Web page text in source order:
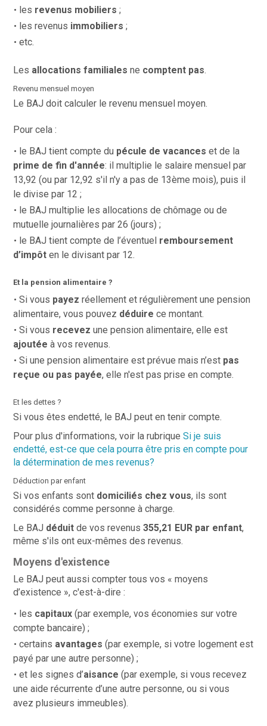
les revenus mobiliers;
les revenus immobiliers;
etc.
Les allocations familialesne comptent pas.
Revenu mensuel moyen
Le BAJ doit calculer le revenu mensuel moyen.
Pour cela :
le BAJ tient compte du pécule de vacances et de la
prime de fin d'année: il multiplie le salaire mensuel par
13,92 (ou par 12,92 s'il n'y a pas de 13ème mois), puis il
le divise par 12 ;
le BAJ multiplie les allocations de chômage ou de
mutuelle journalières par 26 (jours) ;
le BAJ tient compte de l’éventuel remboursement
d’impôt en le divisant par 12.
Et la pension alimentaire ?
Si vous payezréellement et régulièrement une pension
alimentaire, vous pouvez déduire ce montant.
Si vous recevez une pension alimentaire, elle est
ajoutée à vos revenus.
Si une pension alimentaire est prévue mais n’est pas
reçue ou pas payée, elle n'est pas prise en compte.
Et les dettes ?
Si vous êtes endetté, le BAJ peut en tenir compte.
Pour plus d'informations, voir la rubriqueSi je suis
endetté, est-ce que cela pourra être pris en compte pour
la détermination de mes revenus?
Déduction par enfant
Si vos enfants sont domiciliés chez vous, ils sont
considérés comme personne à charge.
Le BAJ déduitde vos revenus355,21 EUR par enfant,
même s'ils ont eux-mêmes des revenus.
Moyens d'existence
Le BAJ peut aussi compter tous vos « moyens
d’existence », c'est-à-dire :
les capitaux (par exemple, vos économies sur votre
compte bancaire) ;
certains avantages (par exemple, si votre logement est
payé par une autre personne) ;
et les signes d’aisance (par exemple, si vous recevez
une aide récurrente d’une autre personne, ou si vous
avez plusieurs immeubles).